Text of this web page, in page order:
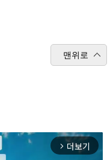
맨위로
arrow_forward_ios 더보기